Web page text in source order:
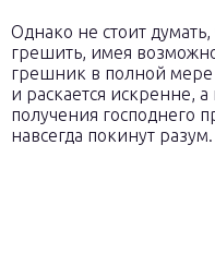
Однако не стоит
грешить, имея
грешник в полной мере
и раскается искренне,
получения господнего
навсегда покинут разум.